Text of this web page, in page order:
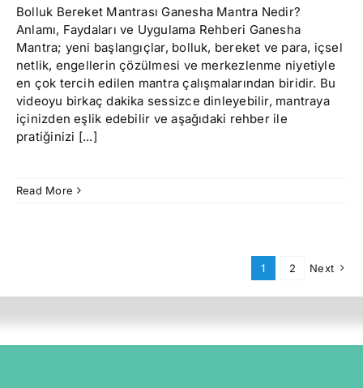
Bolluk Bereket Mantrası Ganesha Mantra Nedir?
Anlamı, Faydaları ve Uygulama Rehberi Ganesha
Mantra; yeni başlangıçlar, bolluk, bereket ve para, içsel
netlik, engellerin çözülmesi ve merkezlenme niyetiyle
en çok tercih edilen mantra çalışmalarından biridir. Bu
videoyu birkaç dakika sessizce dinleyebilir, mantraya
içinizden eşlik edebilir ve aşağıdaki rehber ile
pratiğinizi [...]
Read More
1 2 Next